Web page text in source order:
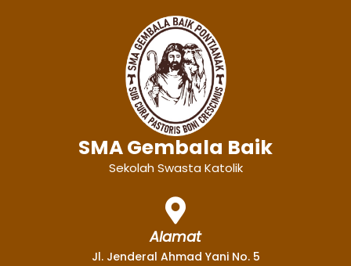
SMA Gembala Baik
Sekolah Swasta Katolik
Alamat
Jl. Jenderal Ahmad Yani No. 5